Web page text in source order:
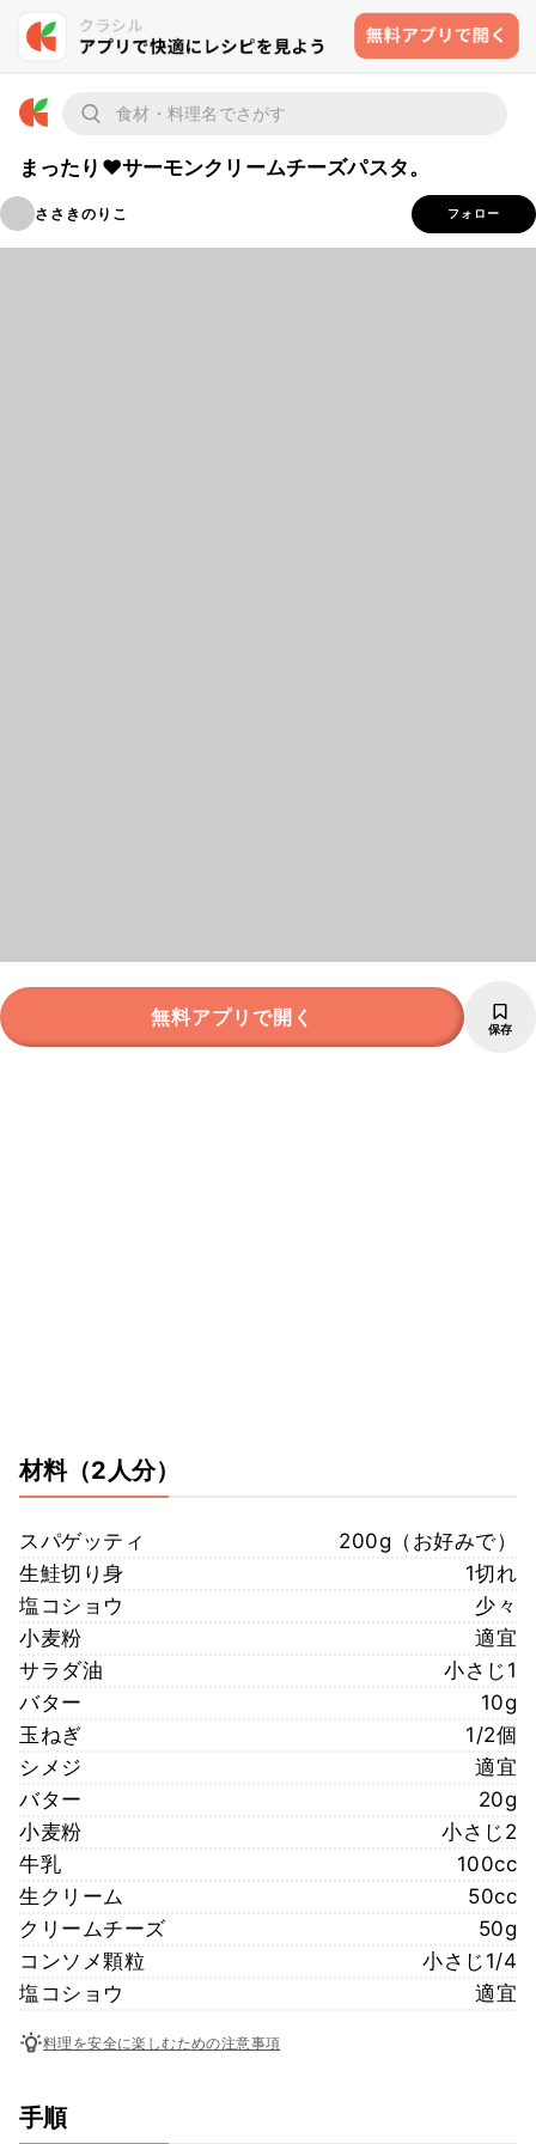
まったり♥サーモンクリームチーズパスタ。
ささきのりこ フォロー
無料アプリで開く 保存
材料（2人分）
スパゲッティ
200g（お好みで）
生鮭切り身
1切れ
塩コショウ
少々
小麦粉
適宜
サラダ油
小さじ1
バター
10g
玉ねぎ
1/2個
シメジ
適宜
バター
20g
小麦粉
小さじ2
牛乳
100cc
生クリーム
50cc
クリームチーズ
50g
コンソメ顆粒
小さじ1/4
塩コショウ
適宜
料理を安全に楽しむための注意事項
手順